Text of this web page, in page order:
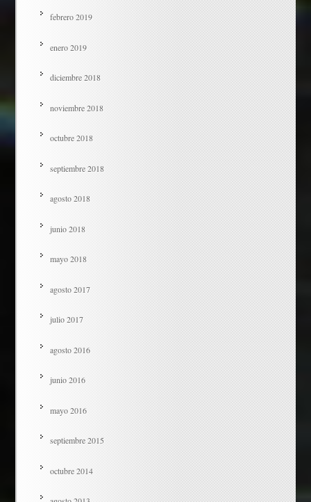
febrero 2019
enero 2019
diciembre 2018
noviembre 2018
octubre 2018
septiembre 2018
agosto 2018
junio 2018
mayo 2018
agosto 2017
julio 2017
agosto 2016
junio 2016
mayo 2016
septiembre 2015
octubre 2014